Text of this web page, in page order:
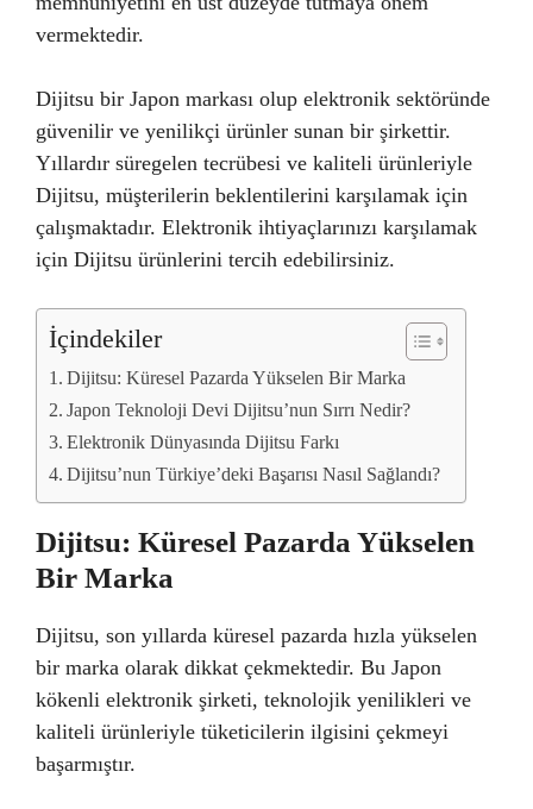
vermektedir.
Dijitsu bir Japon markası olup elektronik sektöründe
güvenilir ve yenilikçi ürünler sunan bir şirkettir.
Yıllardır süregelen tecrübesi ve kaliteli ürünleriyle
Dijitsu, müşterilerin beklentilerini karşılamak için
çalışmaktadır. Elektronik ihtiyaçlarınızı karşılamak
için Dijitsu ürünlerini tercih edebilirsiniz.
İçindekiler
Dijitsu: Küresel Pazarda Yükselen Bir Marka
Japon Teknoloji Devi Dijitsu’nun Sırrı Nedir?
Elektronik Dünyasında Dijitsu Farkı
Dijitsu’nun Türkiye’deki Başarısı Nasıl Sağlandı?
Dijitsu: Küresel Pazarda Yükselen
Bir Marka
Dijitsu, son yıllarda küresel pazarda hızla yükselen
bir marka olarak dikkat çekmektedir. Bu Japon
kökenli elektronik şirketi, teknolojik yenilikleri ve
kaliteli ürünleriyle tüketicilerin ilgisini çekmeyi
başarmıştır.